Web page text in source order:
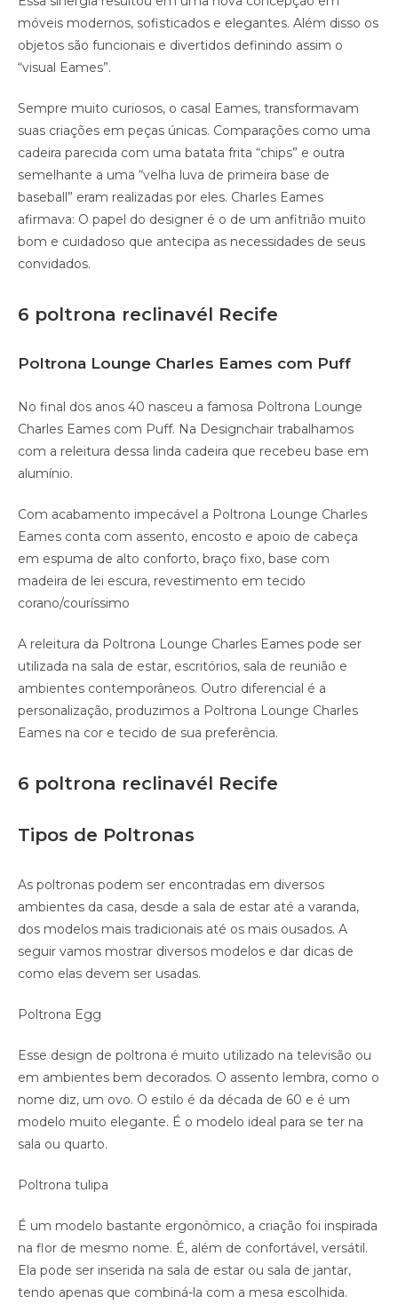
móveis modernos, sofisticados e elegantes. Além disso os
objetos são funcionais e divertidos definindo assim o
“visual Eames”.
Sempre muito curiosos, o casal Eames, transformavam
suas criações em peças únicas. Comparações como uma
cadeira parecida com uma batata frita “chips” e outra
semelhante a uma “velha luva de primeira base de
baseball” eram realizadas por eles. Charles Eames
afirmava: O papel do designer é o de um anfitrião muito
bom e cuidadoso que antecipa as necessidades de seus
convidados.
6 poltrona reclinavél Recife
Poltrona Lounge Charles Eames com Puff
No final dos anos 40 nasceu a famosa Poltrona Lounge
Charles Eames com Puff. Na Designchair trabalhamos
com a releitura dessa linda cadeira que recebeu base em
alumínio.
Com acabamento impecável a Poltrona Lounge Charles
Eames conta com assento, encosto e apoio de cabeça
em espuma de alto conforto, braço fixo, base com
madeira de lei escura, revestimento em tecido
corano/couríssimo
A releitura da Poltrona Lounge Charles Eames pode ser
utilizada na sala de estar, escritórios, sala de reunião e
ambientes contemporâneos. Outro diferencial é a
personalização, produzimos a Poltrona Lounge Charles
Eames na cor e tecido de sua preferência.
6 poltrona reclinavél Recife
Tipos de Poltronas
As poltronas podem ser encontradas em diversos
ambientes da casa, desde a sala de estar até a varanda,
dos modelos mais tradicionais até os mais ousados. A
seguir vamos mostrar diversos modelos e dar dicas de
como elas devem ser usadas.
Poltrona Egg
Esse design de poltrona é muito utilizado na televisão ou
em ambientes bem decorados. O assento lembra, como o
nome diz, um ovo. O estilo é da década de 60 e é um
modelo muito elegante. É o modelo ideal para se ter na
sala ou quarto.
Poltrona tulipa
É um modelo bastante ergonômico, a criação foi inspirada
na flor de mesmo nome. É, além de confortável, versátil.
Ela pode ser inserida na sala de estar ou sala de jantar,
tendo apenas que combiná-la com a mesa escolhida.